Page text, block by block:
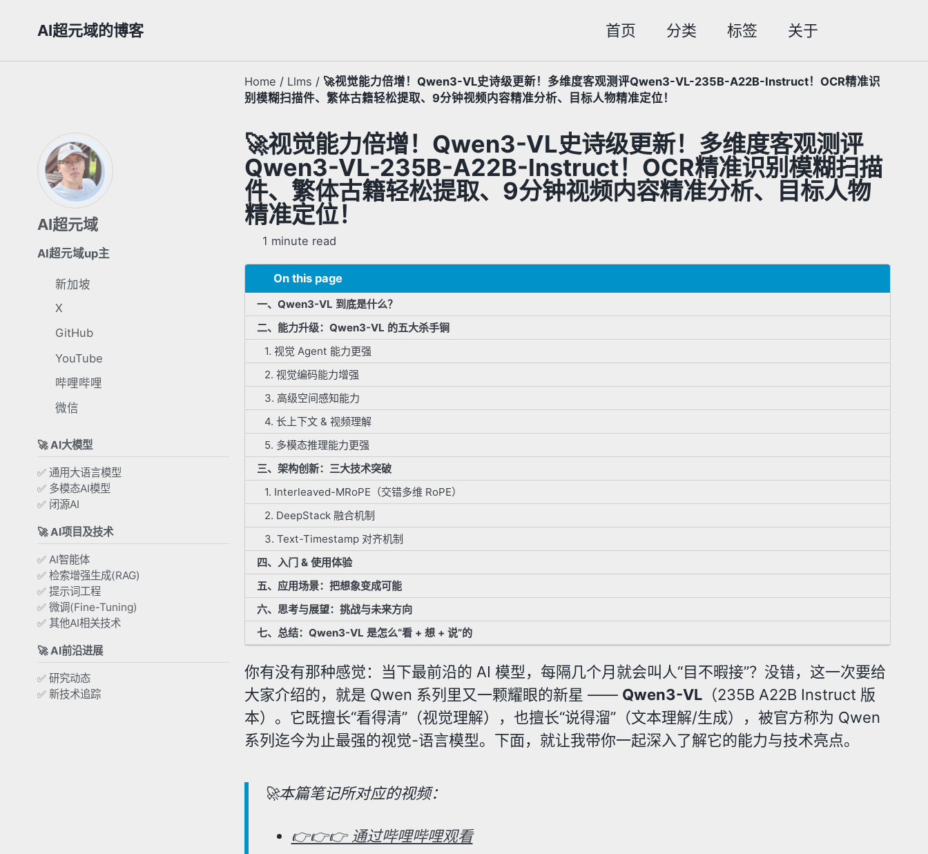
primary
content
footer
AI超元域的博客 首页 分类 标签 关于
Home / Llms / 🚀视觉能力倍增！Qwen3-VL史诗级更新！多维度客观测评Qwen3-VL-235B-A22B-Instruct！OCR精准识
别模糊扫描件、繁体古籍轻松提取、9分钟视频内容精准分析、目标人物精准定位！
AI超元域
AI超元域up主
新加坡
X
GitHub
YouTube
哔哩哔哩
微信
🚀 AI大模型
✅ 通用大语言模型
✅ 多模态AI模型
✅ 闭源AI
🚀 AI项目及技术
✅ AI智能体
✅ 检索增强生成(RAG)
✅ 提示词工程
✅ 微调(Fine-Tuning)
✅ 其他AI相关技术
🚀 AI前沿进展
✅ 研究动态
✅ 新技术追踪
🚀视觉能力倍增！Qwen3-VL史诗级更新！多维度客观测评
Qwen3-VL-235B-A22B-Instruct！OCR精准识别模糊扫描
件、繁体古籍轻松提取、9分钟视频内容精准分析、目标人物
精准定位！
1 minute read
On this page
一、Qwen3-VL 到底是什么？
二、能力升级：Qwen3-VL 的五大杀手锏
1. 视觉 Agent 能力更强
2. 视觉编码能力增强
3. 高级空间感知能力
4. 长上下文 & 视频理解
5. 多模态推理能力更强
三、架构创新：三大技术突破
1. Interleaved-MRoPE（交错多维 RoPE）
2. DeepStack 融合机制
3. Text-Timestamp 对齐机制
四、入门 & 使用体验
五、应用场景：把想象变成可能
六、思考与展望：挑战与未来方向
七、总结：Qwen3-VL 是怎么“看 + 想 + 说”的
你有没有那种感觉：当下最前沿的 AI 模型，每隔几个月就会叫人“目不暇接”？没错，这一次要给
大家介绍的，就是 Qwen 系列里又一颗耀眼的新星 —— Qwen3-VL （235B A22B Instruct 版
本）。它既擅长“看得清”（视觉理解），也擅长“说得溜”（文本理解/生成），被官方称为 Qwen
系列迄今为止最强的视觉-语言模型。下面，就让我带你一起深入了解它的能力与技术亮点。
🚀本篇笔记所对应的视频：
👉👉👉 通过哔哩哔哩观看